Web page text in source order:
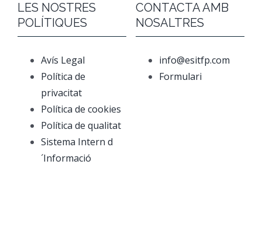
LES NOSTRES
POLÍTIQUES
Avís Legal
Política de
privacitat
Política de cookies
Política de qualitat
Sistema Intern d
´Informació
CONTACTA AMB
NOSALTRES
info@esitfp.com
Formulari